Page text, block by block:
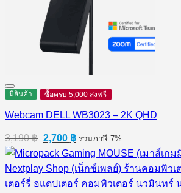
มีสินค้า ซื้อครบ 5,000 ส่งฟรี
Webcam DELL WB3023 – 2K QHD
3,190฿ Original
price
was:
3,190 ฿.
2,700 ฿Current
price
is:
2,700 ฿.
รวมภาษี 7%